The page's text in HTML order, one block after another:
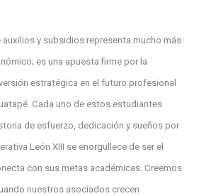
auxilios y subsidios representa mucho más
es una apuesta firme por la
estratégica en el futuro profesional
Cada uno de estos estudiantes
de esfuerzo, dedicación y sueños por
León XIII se enorgullece de ser el
con sus metas académicas. Creemos
nuestros asociados crecen